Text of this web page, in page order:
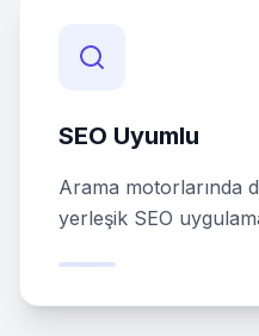
SEO Uyumlu
Arama motorlarında
yerleşik SEO